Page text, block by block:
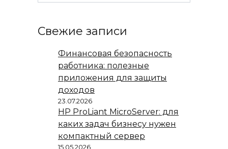
Свежие записи
Финансовая безопасность
работника: полезные
приложения для защиты
доходов
23.07.2026
HP ProLiant MicroServer: для
каких задач бизнесу нужен
компактный сервер
15.05.2026